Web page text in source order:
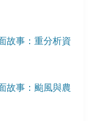
故事：重分析資
故事：颱風與農